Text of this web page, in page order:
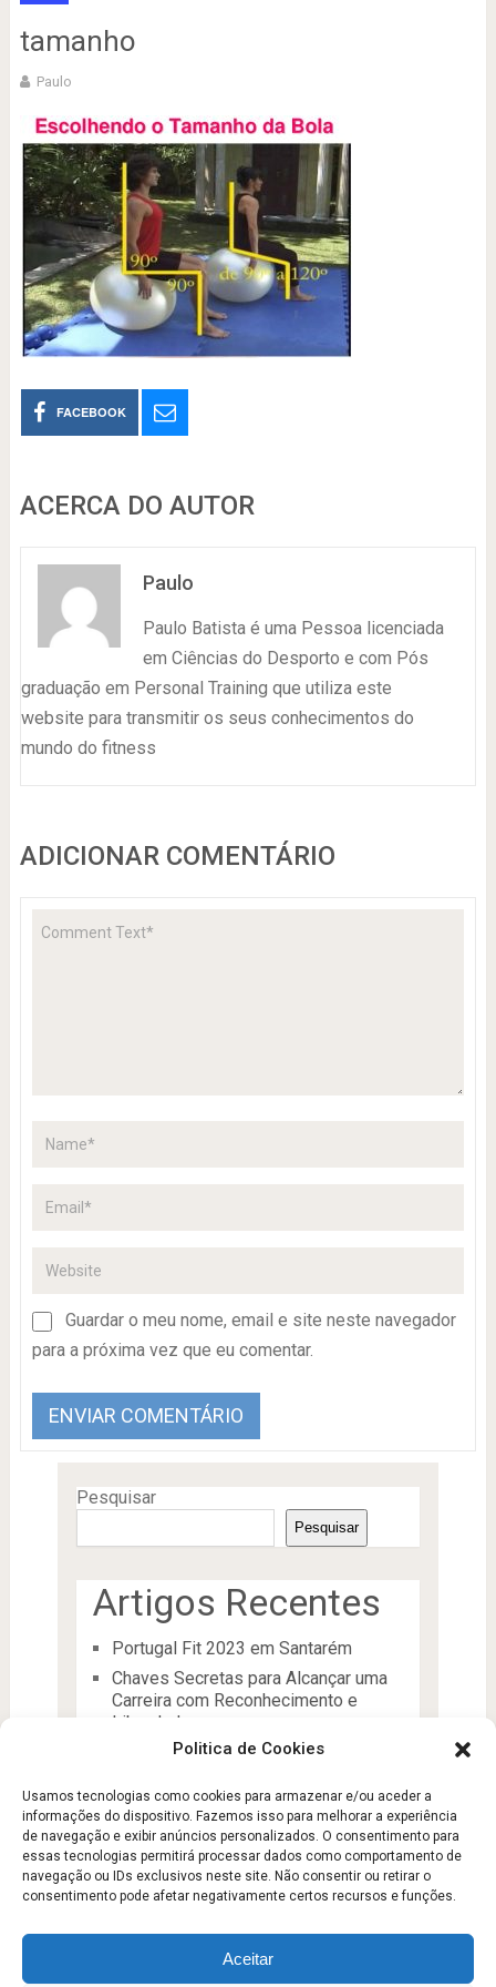
Politica de Cookies
Usamos tecnologias como cookies para armazenar e/ou aceder a
informações do dispositivo. Fazemos isso para melhorar a experiência
de navegação e exibir anúncios personalizados. O consentimento para
essas tecnologias permitirá processar dados como comportamento de
navegação ou IDs exclusivos neste site. Não consentir ou retirar o
consentimento pode afetar negativamente certos recursos e funções.
Aceitar
tamanho
Paulo
FACEBOOK
ACERCA DO AUTOR
Paulo
Paulo Batista é uma Pessoa licenciada
em Ciências do Desporto e com Pós
graduação em Personal Training que utiliza este
website para transmitir os seus conhecimentos do
mundo do fitness
ADICIONAR COMENTÁRIO
Guardar o meu nome, email e site neste navegador
para a próxima vez que eu comentar.
Pesquisar
Pesquisar
Artigos Recentes
Portugal Fit 2023 em Santarém
Chaves Secretas para Alcançar uma
Carreira com Reconhecimento e
Liberdade
manutenção da condição física
Aptidão Física e Saúde